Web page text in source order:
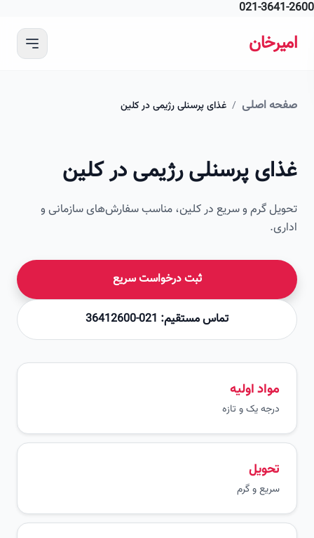
021-
اصلی / غذای پرسنلی رژیمی در کلین
پرسنلی رژیمی در کلین
گرم و سریع در کلین، مناسب سفارش‌های سازمانی و
ثبت درخواست سریع
تماس مستقیم: 021-36412600
مواد اولیه
درجه یک و تازه
سریع و گرم